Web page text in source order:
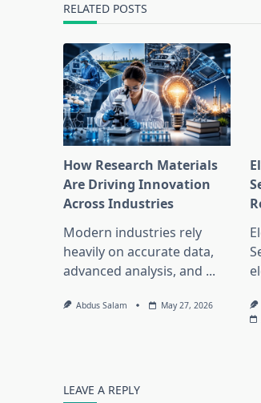
RELATED POSTS
How Research Materials
Are Driving Innovation
Across Industries
Modern industries rely
heavily on accurate data,
advanced analysis, and ...
Abdus Salam May 27, 2026
LEAVE A REPLY